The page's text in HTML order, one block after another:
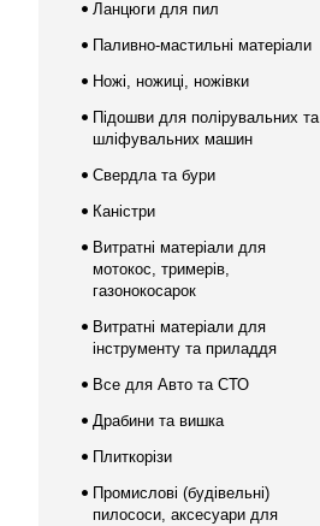
Ланцюги для пил
Паливно-мастильні матеріали
Ножі, ножиці, ножівки
Підошви для полірувальних та
шліфувальних машин
Свердла та бури
Каністри
Витратні матеріали для
мотокос, тримерів,
газонокосарок
Витратні матеріали для
інструменту та приладдя
Все для Авто та СТО
Драбини та вишка
Плиткорізи
Промислові (будівельні)
пилососи, аксесуари для